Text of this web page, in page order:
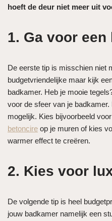
hoeft de deur niet meer uit
1. Ga voor
De eerste tip is misschien niet
budgetvriendelijke maar kijk
badkamer. Heb je mooie
voor de sfeer van je
mogelijk. Kies bijvoorbeeld
betoncire op je muren of kies
warmer effect te creëren.
2. Kies voor
De volgende tip is heel
jouw badkamer namelijk een